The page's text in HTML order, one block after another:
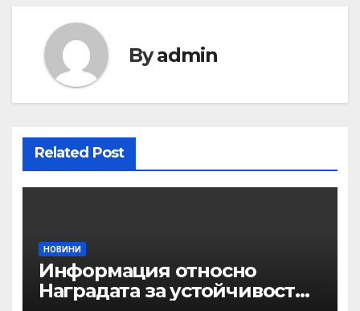
Byadmin
Related Post
НОВИНИ
Информация относно
Наградата за устойчивост